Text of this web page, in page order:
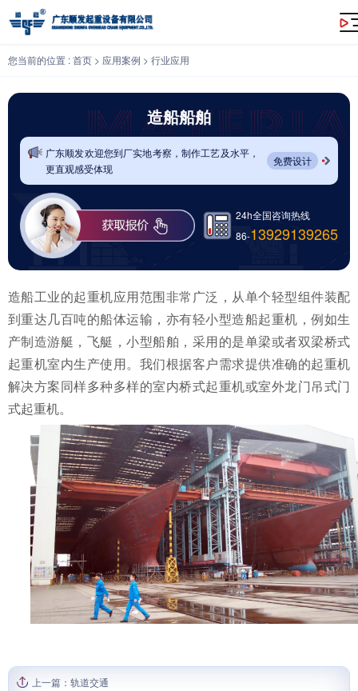
造船船舶
您当前的位置 :首页 > 应用案例 > 行业应用
造船船舶
广东顺发欢迎您到厂实地考察，制作工艺及水平，
更直观感受体现
免费设计
24h全国咨询热线
86-13929139265
造船工业的起重机应用范围非常广泛，从单个轻型组件装配
到重达几百吨的船体运输，亦有轻小型造船起重机，例如生
产制造游艇，飞艇，小型船舶，采用的是单梁或者双梁桥式
起重机室内生产使用。我们根据客户需求提供准确的起重机
解决方案同样多种多样的室内桥式起重机或室外龙门吊式门
式起重机。
上一篇： 轨道交通